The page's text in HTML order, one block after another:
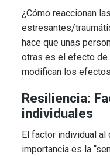
¿Cómo reaccionan
estresantes/
hace que unas
otras es el efecto
modifican los
Resiliencia:
individuales
E l factor individual
importancia es la